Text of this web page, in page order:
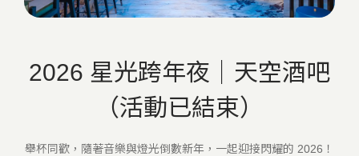
2026 星光跨年夜｜天空酒吧
（活動已結束）
舉杯同歡，隨著音樂與燈光倒數新年，一起迎接閃耀的 2026！